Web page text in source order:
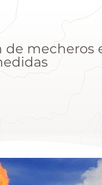
mecheros